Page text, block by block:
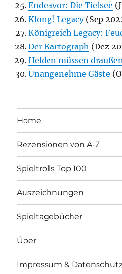
Endeavor: Die Tiefsee
Klong! Legacy(Sep
Königreich Legacy:
Der Kartograph (Dez
Helden müssen
Unangenehme Gäste
Home
Rezensionen von A-Z
Spieltrolls Top 100
Auszeichnungen
Spieltagebücher
Über
Impressum & Datenschutz